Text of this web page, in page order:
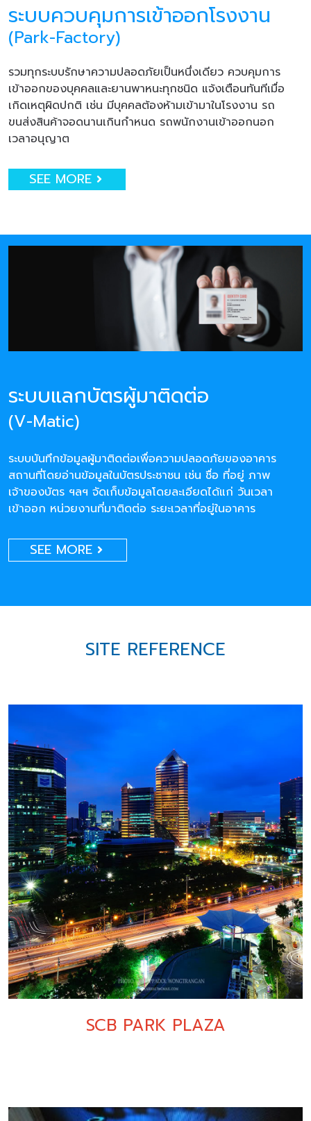
ระบบควบคุมการเข้าออกโรงงาน
(Park-Factory)
รวมทุกระบบรักษาความปลอดภัยเป็นหนึ่งเดียว ควบคุมการ
เข้าออกของบุคคลและยานพาหนะทุกชนิด แจ้งเตือนทันทีเมื่อ
เกิดเหตุผิดปกติ เช่น มีบุคคลต้องห้ามเข้ามาในโรงงาน รถ
ขนส่งสินค้าจอดนานเกินกำหนด รถพนักงานเข้าออกนอก
เวลาอนุญาต
SEE MORE
ระบบแลกบัตรผู้มาติดต่อ
(V-Matic)
ระบบบันทึกข้อมูลผู้มาติดต่อเพื่อความปลอดภัยของอาคาร
สถานที่โดยอ่านข้อมูลในบัตรประชาชน เช่น ชื่อ ที่อยู่ ภาพ
เจ้าของบัตร ฯลฯ จัดเก็บข้อมูลโดยละเอียดได้แก่ วันเวลา
เข้าออก หน่วยงานที่มาติดต่อ ระยะเวลาที่อยู่ในอาคาร
SEE MORE
SITE REFERENCE
SCB PARK PLAZA